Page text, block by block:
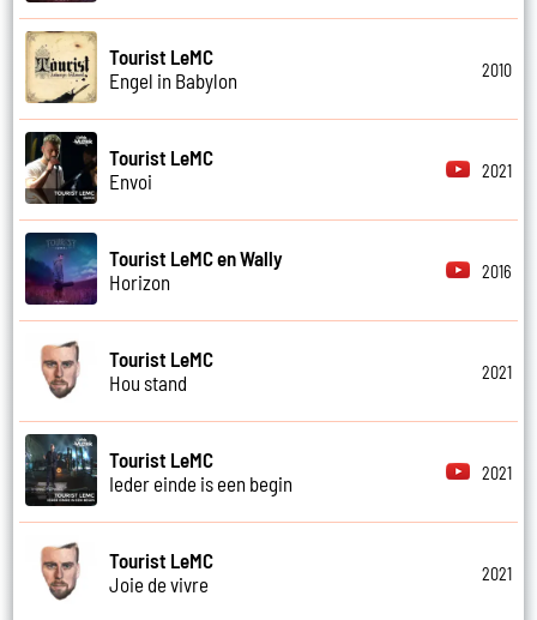
Tourist LeMC
Engel in Babylon
2010
Tourist LeMC
Envoi
2021
Tourist LeMC en Wally
Horizon
2016
Tourist LeMC
Hou stand
2021
Tourist LeMC
Ieder einde is een begin
2021
Tourist LeMC
Joie de vivre
2021